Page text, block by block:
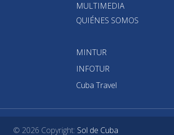
MULTIMEDIA
QUIÉNES SOMOS
MINTUR
INFOTUR
Cuba Travel
© 2026 Copyright: Sol de Cuba